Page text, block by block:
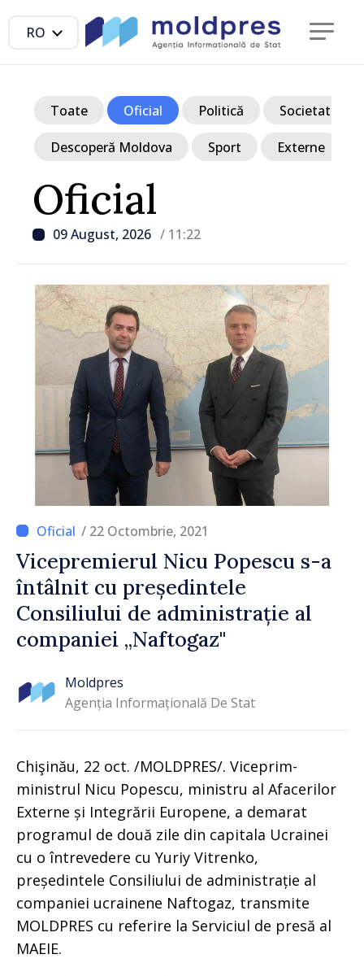
RO
Oficial
09 August, 2026 / 11:22
Toate Oficial Politică Societate
Descoperă Moldova Sport Externe
/ 22 Octombrie, 2021
Vicepremierul Nicu Popescu s-a
întâlnit cu președintele
Consiliului de administrație al
companiei „Naftogaz"
Moldpres
Agenția Informațională De Stat
Chişinău, 22 oct. /MOLDPRES/. Viceprim-
ministrul Nicu Popescu, ministru al Afacerilor
Externe și Integrării Europene, a demarat
programul de două zile din capitala Ucrainei
cu o întrevedere cu Yuriy Vitrenko,
președintele Consiliului de administrație al
companiei ucrainene Naftogaz, transmite
MOLDPRES cu referire la Serviciul de presă al
MAEIE.